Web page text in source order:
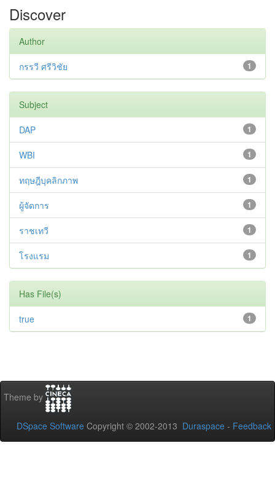
Discover
Author
1
กรรวี ศรีวิชัย
Subject
1
DAP
1
WBI
1
ทฤษฎีบุคลิกภาพ
1
ผู้จัดการ
1
ราชเทวี
1
โรงแรม
Has File(s)
1
true
Theme by
DSpace Software Copyright © 2002-2013 Duraspace - Feedback